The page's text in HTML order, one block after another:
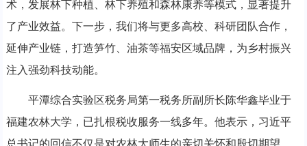
术，发展林下种植、林下养殖和森林康养等模式，显著提升
了产业效益。下一步，我们将与更多高校、科研团队合作，
延伸产业链，打造笋竹、油茶等福安区域品牌，为乡村振兴
注入强劲科技动能。
平潭综合实验区税务局第一税务所副所长陈华鑫毕业于
福建农林大学，已扎根税收服务一线多年。他表示，习近平
总书记的回信不仅是对农林大师生的亲切关怀和殷切期望，